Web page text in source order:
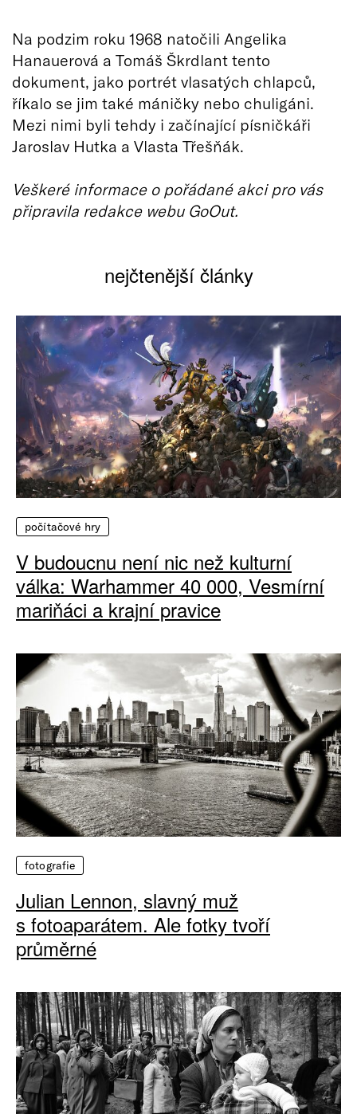
Na podzim roku 1968 natočili Angelika
Hanauerová a Tomáš Škrdlant tento
dokument, jako portrét vlasatých chlapců,
říkalo se jim také máničky nebo chuligáni.
Mezi nimi byli tehdy i začínající písničkáři
Jaroslav Hutka a Vlasta Třešňák.
Veškeré informace o pořádané akci pro vás
připravila redakce webu GoOut.
nejčtenější články
počítačové hry
V budoucnu není nic než kulturní
válka: Warhammer 40 000, Vesmírní
mariňáci a krajní pravice
fotografie
Julian Lennon, slavný muž
s fotoaparátem. Ale fotky tvoří
průměrné